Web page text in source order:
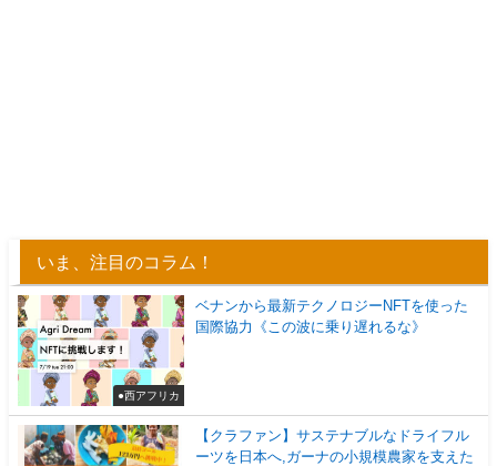
いま、注目のコラム！
●西アフリカ
ベナンから最新テクノロジーNFTを使った
国際協力《この波に乗り遅れるな》
【クラファン】サステナブルなドライフル
ーツを日本へ,ガーナの小規模農家を支えた